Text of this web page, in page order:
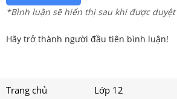
*Bình luận sẽ hiển thị sau khi được duyệt
Hãy trở thành người đầu tiên bình luận!
Trang chủ Lớp 12